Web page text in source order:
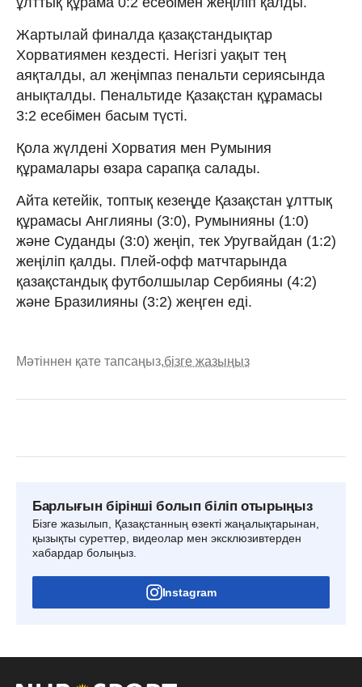
Жартылай финалда қазақстандықтар
Хорватиямен кездесті. Негізгі уақыт тең
аяқталды, ал жеңімпаз пенальти сериясында
анықталды. Пенальтиде Қазақстан құрамасы
3:2 есебімен басым түсті.
Қола жүлдені Хорватия мен Румыния
құрамалары өзара сарапқа салады.
Айта кетейік, топтық кезеңде Қазақстан ұлттық
құрамасы Англияны (3:0), Румынияны (1:0)
және Суданды (3:0) жеңіп, тек Уругвайдан (1:2)
жеңіліп қалды. Плей-офф матчтарында
қазақстандық футболшылар Сербияны (4:2)
және Бразилияны (3:2) жеңген еді.
Мәтіннен қате тапсаңыз,бізге жазыңыз
Барлығын бірінші болып біліп отырыңыз
Бізге жазылып, Қазақстанның өзекті жаңалықтарынан,
қызықты суреттер, видеолар мен эксклюзивтерден
хабардар болыңыз.
Instagram